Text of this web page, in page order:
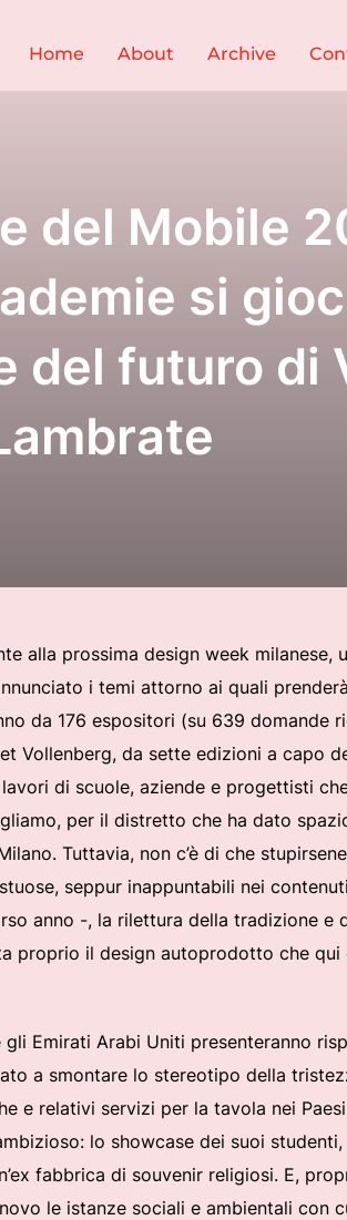
Home About Archive
del Mobile
si
del futuro di
alla prossima design week
i temi attorno ai quali
da 176 espositori (su 639 domande
Vollenberg, da sette edizioni a capo
di scuole, aziende e progettisti
per il distretto che ha dato
Tuttavia, non c’è di che
seppur inappuntabili nei
anno -, la rilettura della tradizione e
proprio il design autoprodotto che qui
Emirati Arabi Uniti presenteranno
a smontare lo stereotipo della
e relativi servizi per la tavola nei
lo showcase dei suoi studenti,
fabbrica di souvenir religiosi. E,
le istanze sociali e ambientali con